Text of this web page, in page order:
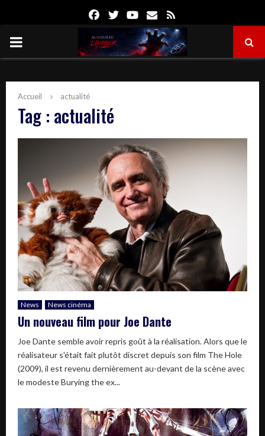
FacebookTwitterYoutube
Email
PRIMARY
Accueil actualité
Tag : actualité
News News cinéma
Un nouveau film pour Joe Dante
Joe Dante semble avoir repris goût à la réalisation. Alors que le
réalisateur s'était fait plutôt discret depuis son film The Hole
(2009), il est revenu dernièrement au-devant de la scène avec
le modeste Burying the ex...